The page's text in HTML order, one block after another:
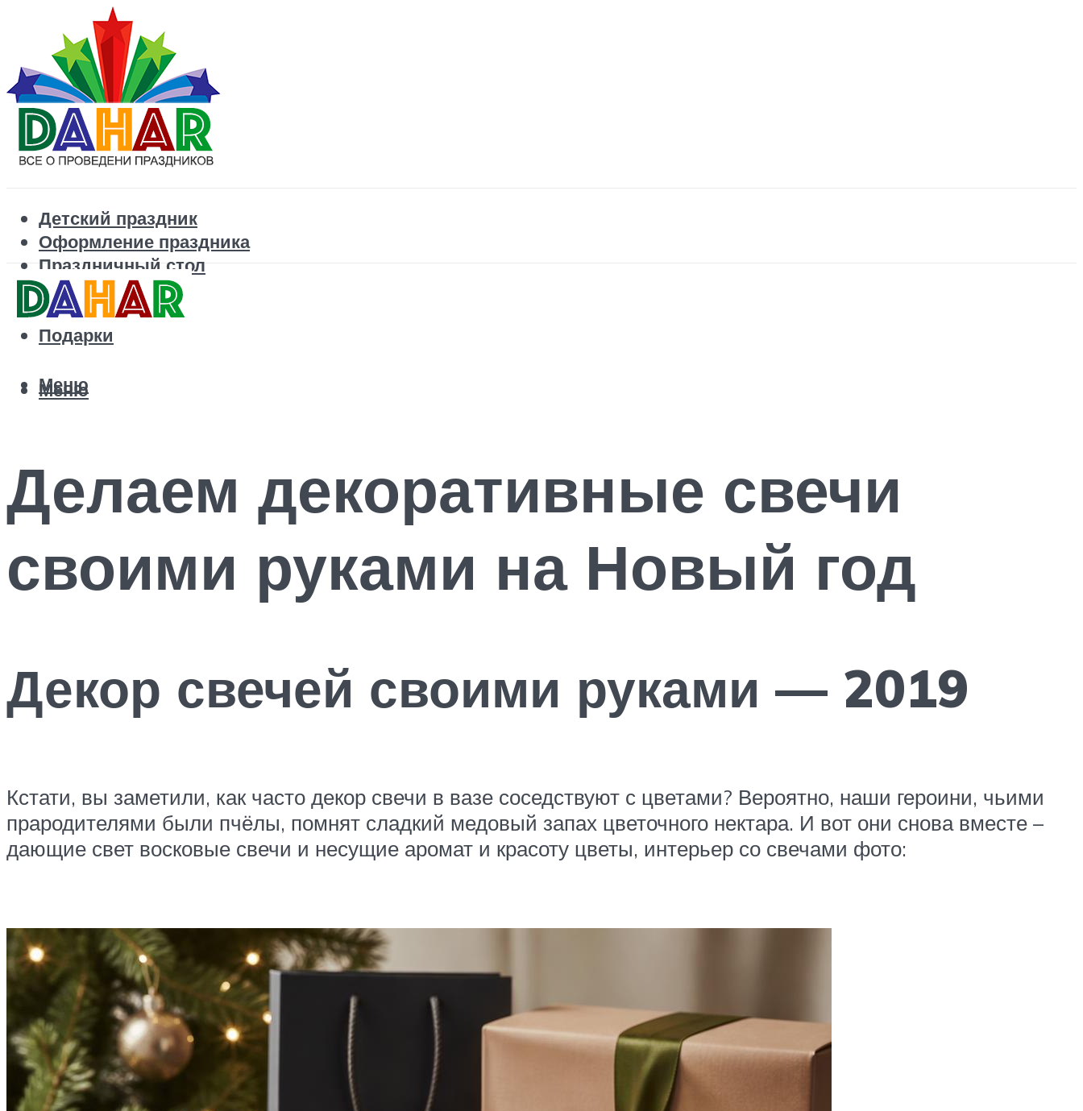
Детский праздник
Оформление праздника
Праздничный стол
Корпоратив
Поздравления
Подарки
Меню
Меню
Делаем декоративные свечи
своими руками на Новый год
Декор свечей своими руками — 2019
Кстати, вы заметили, как часто декор свечи в вазе соседствуют с цветами? Вероятно, наши героини, чьими
прародителями были пчёлы, помнят сладкий медовый запах цветочного нектара. И вот они снова вместе –
дающие свет восковые свечи и несущие аромат и красоту цветы, интерьер со свечами фото: